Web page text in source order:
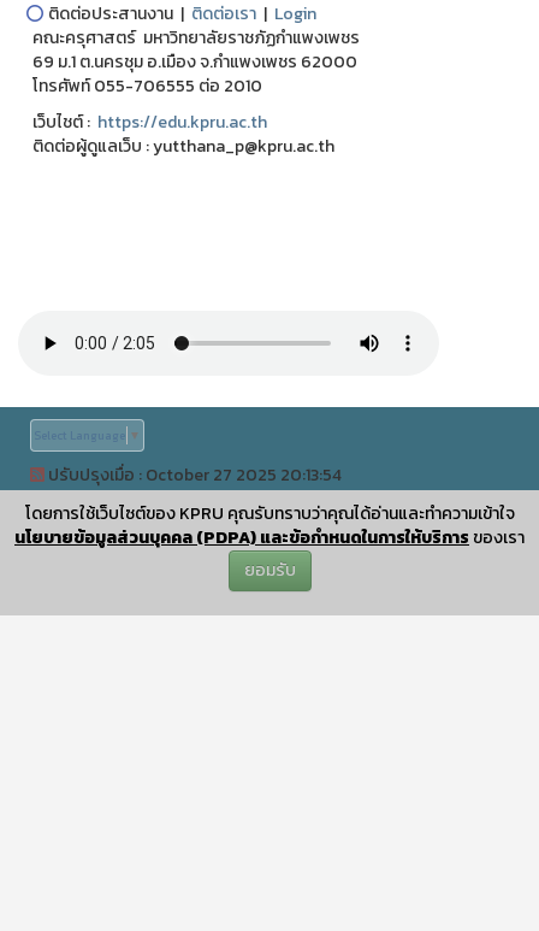
โดยการใช้เว็บไซต์ของ KPRU คุณรับทราบว่าคุณได้อ่านและทำความเข้าใจ
นโยบายข้อมูลส่วนบุคคล (PDPA) และข้อกำหนดในการให้บริการ ของเรา
ยอมรับ
⭕ ติดต่อประสานงาน | ติดต่อเรา | Login
คณะครุศาสตร์ มหาวิทยาลัยราชภัฏกำแพงเพชร
69 ม.1 ต.นครชุม อ.เมือง จ.กำแพงเพชร 62000
โทรศัพท์ 055-706555 ต่อ 2010
เว็บไชต์ : https://edu.kpru.ac.th
ติดต่อผู้ดูแลเว็บ : yutthana_p@kpru.ac.th
▼
ปรับปรุงเมื่อ : October 27 2025 20:13:54
©ลิขสิทธิ์เลขที่ ว1.008779|KPRUControl Version 2.112